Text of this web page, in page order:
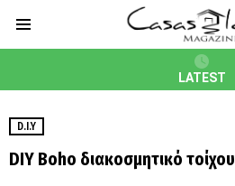
LATEST
D.I.Y
DIY Boho διακοσμητικό τοίχου